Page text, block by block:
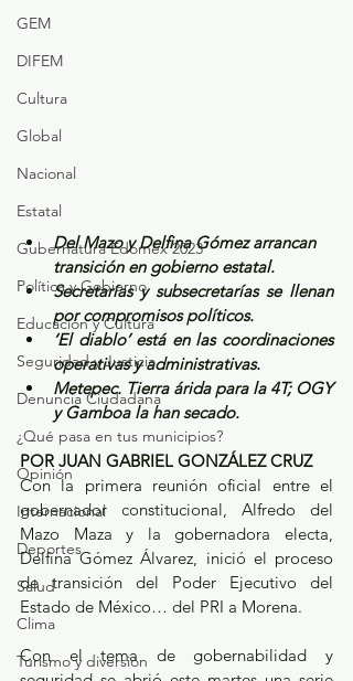
GEM
DIFEM
Cultura
Global
Nacional
Estatal
Gubernatura Edoméx 2023
Política y Gobierno
Educación y Cultura
Seguridad y Justicia
Denuncia Ciudadana
¿Qué pasa en tus municipios?
Opinión
Internacional
Deportes
Salud
Clima
Turismo y diversión
Del Mazo y Delfina Gómez arrancan
transición en gobierno estatal.
Secretarías y subsecretarías se llenan
por compromisos políticos.
‘El diablo’ está en las coordinaciones
operativas y administrativas.
Metepec. Tierra árida para la 4T; OGY
y Gamboa la han secado.
POR JUAN GABRIEL GONZÁLEZ CRUZ
Con la primera reunión oficial entre el
gobernador constitucional, Alfredo del
Mazo Maza y la gobernadora electa,
Delfina Gómez Álvarez, inició el proceso
de transición del Poder Ejecutivo del
Estado de México… del PRI a Morena.
Con el tema de gobernabilidad y